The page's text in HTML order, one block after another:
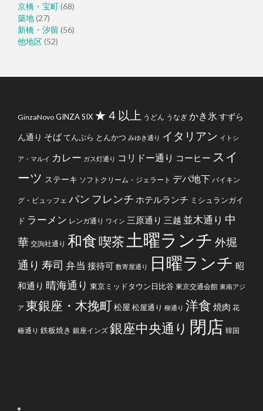
京橋・宝町(68)
築地(27)
新橋・汐留 (56)
他地区(52)
GinzaNovo GINZA SIX ★４以上 うどん うなぎ かき氷 すずら
ん通り そばてんぷら とんかつ みゆき通り イタリアン イトシ
ア・マルイ カレー ガス灯通り コリドー通り コーヒー スイ
ーツ ステーキ ソフトクリーム・ジェラート デパ地下 バイキン
グ・ビュッフェ パン フレンチ ホテルランチ ミシュランガイ
ド ラーメン レンガ通り ワイン 三原通り 三越 並木通り 中
華 交詢社通り 和食喫茶 土曜ランチ 外堀
通り 寿司 弁当 接待可 数寄屋通り 日曜ランチ 昭
和通り 晴海通り 東京ミッドタウン日比谷 東京交通会館 東南アジ
ア 東銀座・木挽町松屋 松屋通り 柳通り 洋食 焼肉 花
椿通り 鉄板焼き 銀座インズ 銀座中央通り 閉店 韓国